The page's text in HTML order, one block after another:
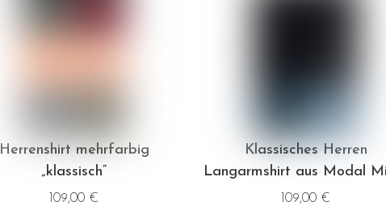
Optionen
gewählt
Produktseite
gewählt
Herrenshirt mehrfarbig
„klassisch“
109,00 €
Klassisches Herren
Langarmshirt aus Modal
109,00 €